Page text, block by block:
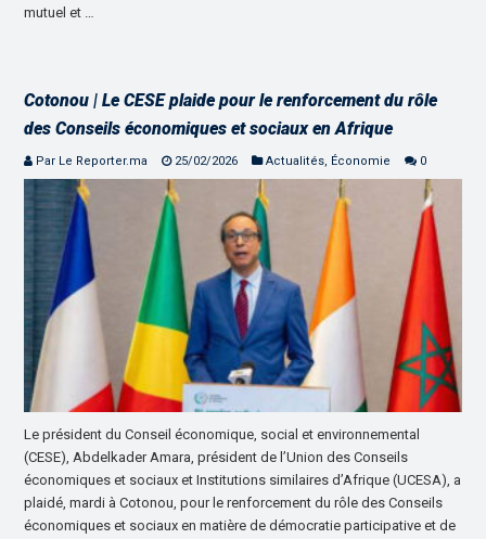
mutuel et …
Cotonou | Le CESE plaide pour le renforcement du rôle
des Conseils économiques et sociaux en Afrique
Par Le Reporter.ma 25/02/2026 Actualités, Économie 0
Le président du Conseil économique, social et environnemental
(CESE), Abdelkader Amara, président de l’Union des Conseils
économiques et sociaux et Institutions similaires d’Afrique (UCESA), a
plaidé, mardi à Cotonou, pour le renforcement du rôle des Conseils
économiques et sociaux en matière de démocratie participative et de